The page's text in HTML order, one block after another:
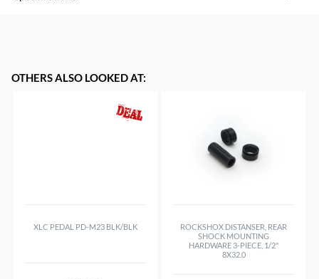
OTHERS ALSO LOOKED AT:
XLC PEDAL PD-M23 BLK/BLK
ROCKSHOX DISTANSER, REAR
SHOCK MOUNTING
HARDWARE 3-PIECE, 1/2"
8X32.0